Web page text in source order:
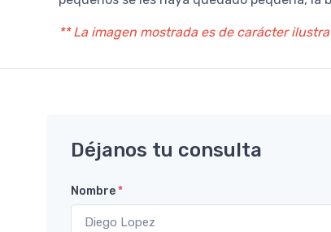
** La imagen mostrada es de carácter
Déjanos tu consulta
Nombre*